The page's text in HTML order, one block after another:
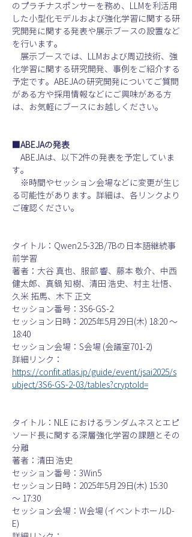
のプラチナスポンサーを務め、LLMを利活用
した小型化モデルおよび強化学習に関する研
究開発に関する発表や展示ブースの設置など
を行います。
展示ブースでは、LLMおよび周辺技術、強
化学習に関する研究開発、事例をご紹介する
予定です。ABEJAの研究開発についてご質問
がある方や採用情報などにご興味がある方
は、お気軽にブースにお越しください。
■ABEJAの発表
ABEJAは、以下2件の発表を予定していま
す。
※時間やセッション会場などに変更が生じ
る可能性があります。詳細は、各リンクより
ご確認ください。
タイトル：Qwen2.5-32B/7Bの日本語継続事
前学習
著者：大谷 真也、服部 響、藤本 敬介、中西
健太郎、真鍋 知樹、清田 浩史、村主 壮悟、
久米 拓馬、木下 正文
セッション番号：3S6-GS-2
セッション日時：2025年5月29日(木) 18:20 〜
18:40
セッション会場：S会場 (会議室701-2)
詳細リンク：
https://confit.atlas.jp/guide/event/jsai2025/s
ubject/3S6-GS-2-03/tables?cryptoId=
タイトル：NLE におけるランダムネスとエピ
ソード長に関する深層強化学習の課題とその
分離
著者：清田 浩史
セッション番号：3Win5
セッション日時：2025年5月29日(木) 15:30
〜 17:30
セッション会場：W会場 (イベントホールD-
E)